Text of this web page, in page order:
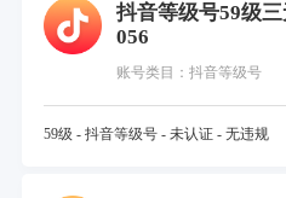
抖音等级号59级
056
账号类目：抖音等级号
59级 - 抖音等级号 - 未认证 - 无违规